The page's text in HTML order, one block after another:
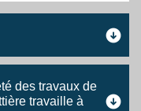
des travaux de
travaille à